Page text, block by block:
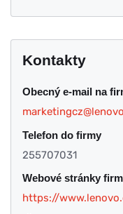
Kontakty
Obecný e-mail na
Telefon do firmy
255707031
Webové stránky
https://